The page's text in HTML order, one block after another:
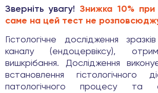
Зверніть увагу!
Знижка 10% при
саме на цей тест не
Гістологічне дослідження
каналу (ендоцервіксу),
вишкрібання. Дослідження
встановлення гістологічного
патологічного процесу та